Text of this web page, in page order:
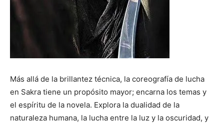
Más allá de la brillantez técnica, la coreografía de lucha
en Sakra tiene un propósito mayor; encarna los temas y
el espíritu de la novela. Explora la dualidad de la
naturaleza humana, la lucha entre la luz y la oscuridad, y